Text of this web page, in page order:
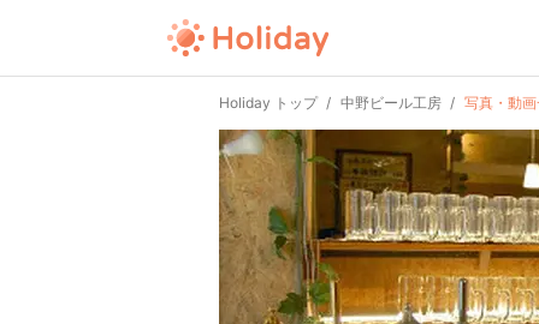
Holiday トップ 中野ビール工房 写真・動